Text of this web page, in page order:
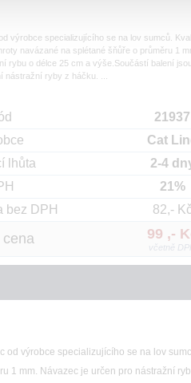
výrobce specializujícího se na lov sumců.
navázané na splétané šňůře o průměru 1
rybu o délce 25 cm a výše.Součástí balení
nástražní ryby z háčku. ...
21937
Cat
lhůta
2-4
21%
bez DPH
82,- Kč
cena 99 ,-
včetně
od výrobce specializujícího se na lov
1 mm. Návazec je určen pro nástražní